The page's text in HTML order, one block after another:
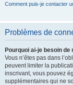
Comment puis-je contacter
Problèmes de
Pourquoi ai-je besoin de
Vous n’êtes pas dans
peuvent limiter la
inscrivant, vous pouvez
supplémentaires qui ne